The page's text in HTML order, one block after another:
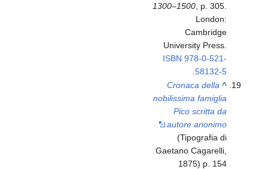
1300–1500 , p. 305.
London:
Cambridge
University Press.
ISBN 978-0-521-
58132-5
.
^
Cronaca della
nobilissima famiglia
Pico scritta da
autore anonimo
(Tipografia di
Gaetano Cagarelli,
1875) p. 154